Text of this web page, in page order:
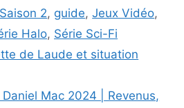
2, guide,Jeux Vidéo,
Halo, Série Sci-Fi
de Laude et situation
Mac 2024 | Revenus,